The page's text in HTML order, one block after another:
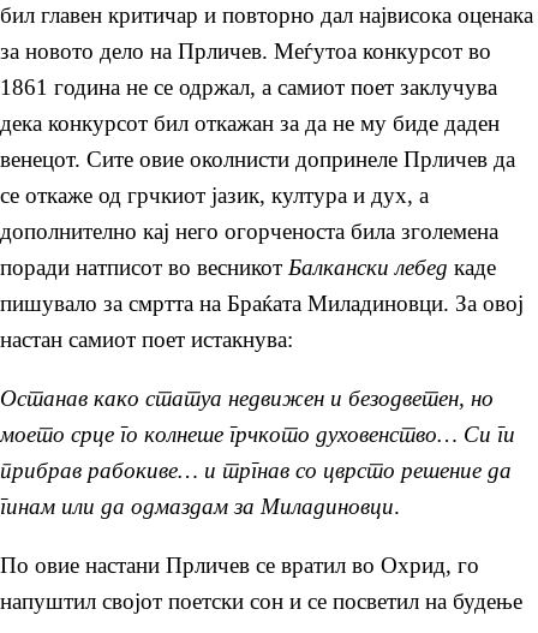
бил главен критичар и повторно дал највисока оценака
за новото дело на Прличев. Меѓутоа конкурсот во
1861 година не се одржал, а самиот поет заклучува
дека конкурсот бил откажан за да не му биде даден
венецот. Сите овие околнисти допринеле Прличев да
се откаже од грчкиот јазик, култура и дух, а
дополнително кај него огорченоста била зголемена
поради натписот во весникот Балкански лебед каде
пишувало за смртта на Браќата Миладиновци. За овој
настан самиот поет истакнува:
Останав како статуа недвижен и безодветен, но
моето срце го колнеше грчкото духовенство… Си ги
прибрав рабокиве… и тргнав со цврсто решение да
гинам или да одмаздам за Миладиновци.
По овие настани Прличев се вратил во Охрид, го
напуштил својот поетски сон и се посветил на будење